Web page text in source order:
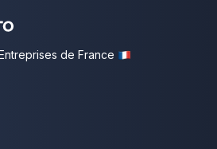
de France